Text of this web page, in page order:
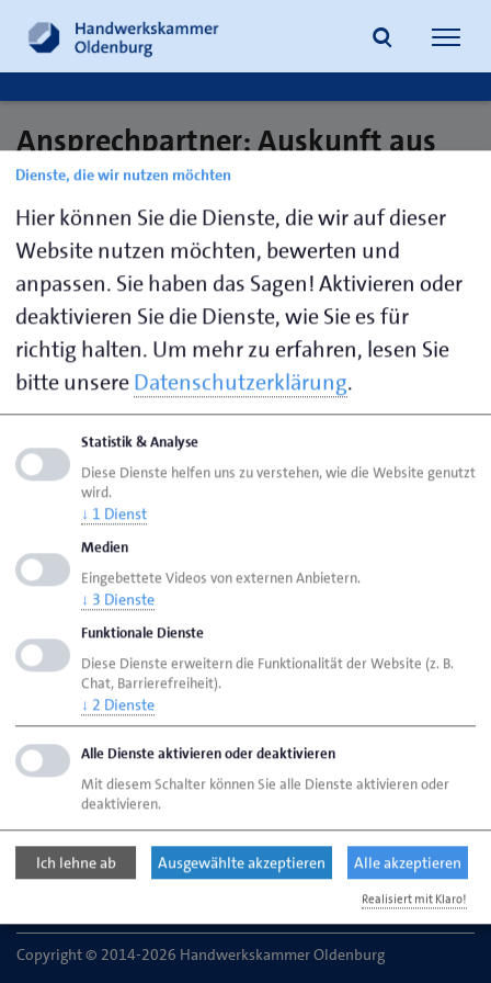
Ansprechpartner: Auskunft aus
der Handwerksrolle
Nicole
0441 232-
234
wuerdemann@hwk-
oldenburg.de
Seite empfehlen
Seite drucken
Seiteaktualisiert am 25. Aug. 2025
Handwerkskammer Oldenburg
Ansprechpartner
Auskunft aus der Handwerksrolle
Handwerkskammer Oldenburg
26122 Oldenburg
Telefon: 0441 232-0
E-Mail:info@hwk-oldenburg.de
Copyright © 2014-2026 Handwerkskammer Oldenburg
Dienste, die wir nutzen möchten
Hier können Sie die Dienste, die wir auf dieser
Website nutzen möchten, bewerten und
anpassen. Sie haben das Sagen! Aktivieren oder
deaktivieren Sie die Dienste, wie Sie es für
richtig halten. Um mehr zu erfahren, lesen Sie
bitte unsereDatenschutzerklärung.
Statistik & Analyse
Diese Dienste helfen uns zu verstehen, wie die Website genutzt
wird.
↓ 1 Dienst
Medien
Eingebettete Videos von externen Anbietern.
↓ 3 Dienste
Funktionale Dienste
Diese Dienste erweitern die Funktionalität der Website (z. B.
Chat, Barrierefreiheit).
↓ 2 Dienste
Alle Dienste aktivieren oder deaktivieren
Mit diesem Schalter können Sie alle Dienste aktivieren oder
deaktivieren.
Ich lehne ab Ausgewählte akzeptieren Alle akzeptieren
Realisiert mit Klaro!